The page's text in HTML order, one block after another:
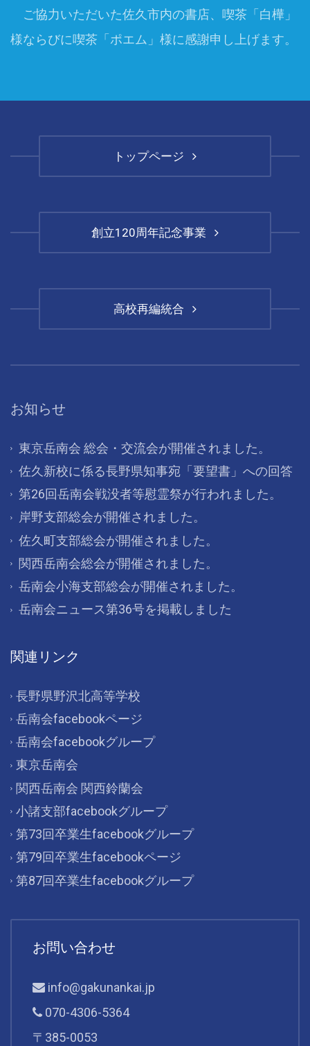
ご協力いただいた佐久市内の書店、喫茶「白樺」
様ならびに喫茶「ポエム」様に感謝申し上げます。
トップページ
創立120周年記念事業
高校再編統合
お知らせ
東京岳南会 総会・交流会が開催されました。
佐久新校に係る長野県知事宛「要望書」への回答
第26回岳南会戦没者等慰霊祭が行われました。
岸野支部総会が開催されました。
佐久町支部総会が開催されました。
関西岳南会総会が開催されました。
岳南会小海支部総会が開催されました。
岳南会ニュース第36号を掲載しました
関連リンク
長野県野沢北高等学校
岳南会facebookページ
岳南会facebookグループ
東京岳南会
関西岳南会 関西鈴蘭会
小諸支部facebookグループ
第73回卒業生facebookグループ
第79回卒業生facebookページ
第87回卒業生facebookグループ
お問い合わせ
info@gakunankai.jp
070-4306-5364
〒385-0053